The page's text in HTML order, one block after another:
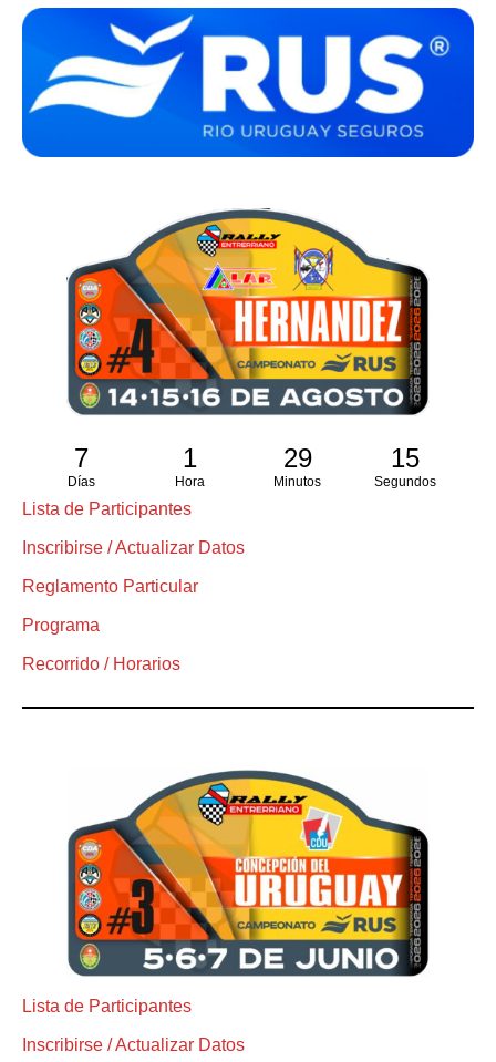
7
Días
1
Hora
29
Minutos
15
Segundos
Lista de Participantes
Inscribirse / Actualizar Datos
Reglamento Particular
Programa
Recorrido / Horarios
Lista de Participantes
Inscribirse / Actualizar Datos